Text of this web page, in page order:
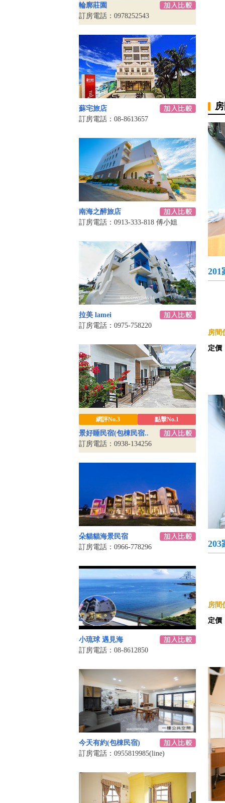
輪廓莊園
訂房電話：0978252543
蘇宅旅店
訂房電話：08-8613657
南海之醉旅店
訂房電話：0913-333-818 傅小姐
拉美 lamei
訂房電話：0975-758220
網評No.3 點擊No.1
景好睡民宿(包棟民宿..
訂房電話：0938-134256
朵貓貓海景民宿
訂房電話：0966-778296
小琉球 遇見海
訂房電話：08-8612850
今天有約(包棟民宿)
訂房電話：0955819985(line)
201
房間
定價
203
房間
定價